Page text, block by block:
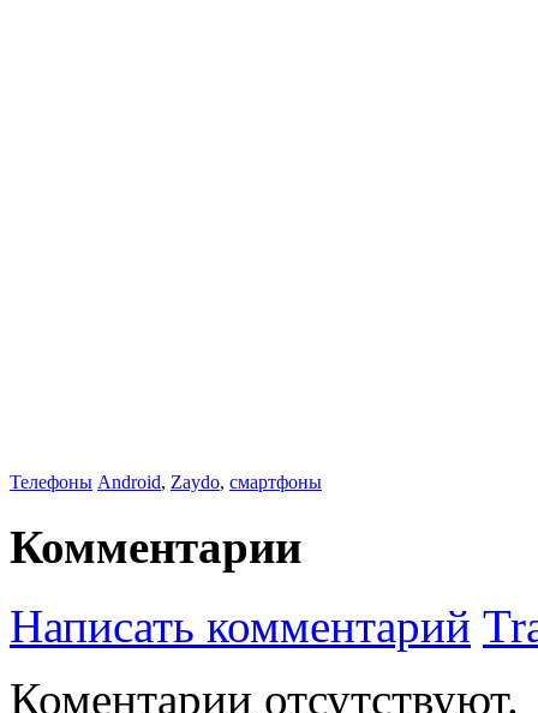
Телефоны Android, Zaydo, смартфоны
Комментарии
Написать комментарий
Коментарии отсутствуют.